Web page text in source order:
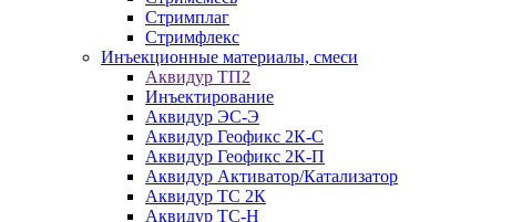
Стримплаг
Стримфлекс
Инъекционные материалы, смеси
Аквидур ТП2
Инъектирование
Аквидур ЭС-Э
Аквидур Геофикс 2К-С
Аквидур Геофикс 2К-П
Аквидур Активатор/Катализатор
Аквидур ТС 2К
Аквидур ТС-Н